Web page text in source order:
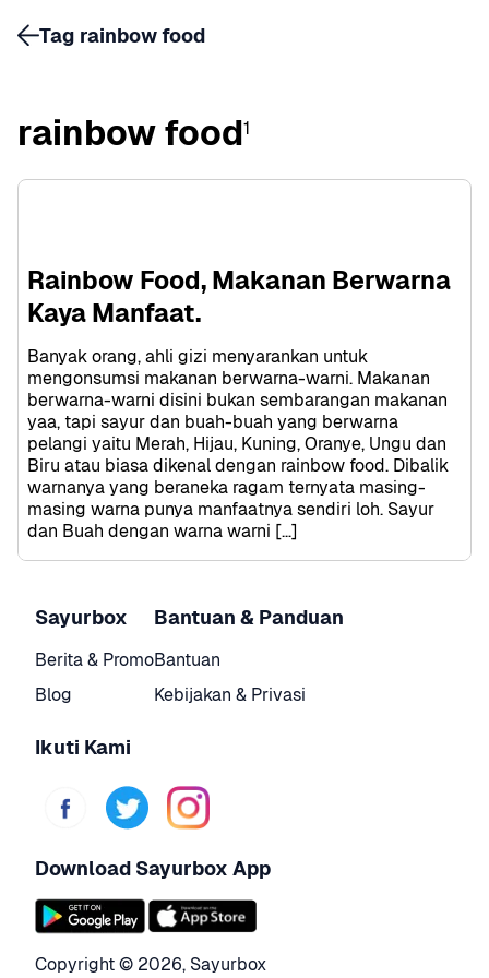
rainbow food1
Rainbow Food, Makanan Berwarna
Kaya Manfaat.
Banyak orang, ahli gizi menyarankan untuk
mengonsumsi makanan berwarna-warni. Makanan
berwarna-warni disini bukan sembarangan makanan
yaa, tapi sayur dan buah-buah yang berwarna
pelangi yaitu Merah, Hijau, Kuning, Oranye, Ungu dan
Biru atau biasa dikenal dengan rainbow food. Dibalik
warnanya yang beraneka ragam ternyata masing-
masing warna punya manfaatnya sendiri loh. Sayur
dan Buah dengan warna warni […]
Sayurbox
Berita & Promo
Blog
Bantuan & Panduan
Bantuan
Kebijakan & Privasi
Ikuti Kami
Download Sayurbox App
Copyright © 2026, Sayurbox
Tag rainbow food